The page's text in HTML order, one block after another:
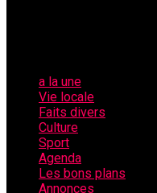
a la une
Vie locale
Faits divers
Culture
Sport
Agenda
Les bons plans
Annonces